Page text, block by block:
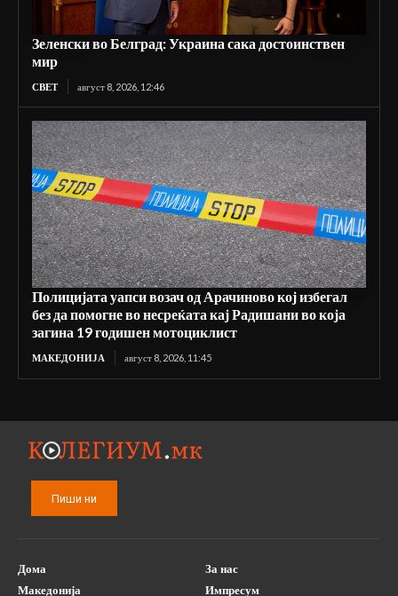
Зеленски во Белград: Украина сака достоинствен
мир
СВЕТ август 8, 2026, 12:46
Полицијата уапси возач од Арачиново кој избегал
без да помогне во несреќата кај Радишани во која
загина 19 годишен мотоциклист
МАКЕДОНИЈА август 8, 2026, 11:45
Пиши ни
Дома
Македонија
За нас
Импресум